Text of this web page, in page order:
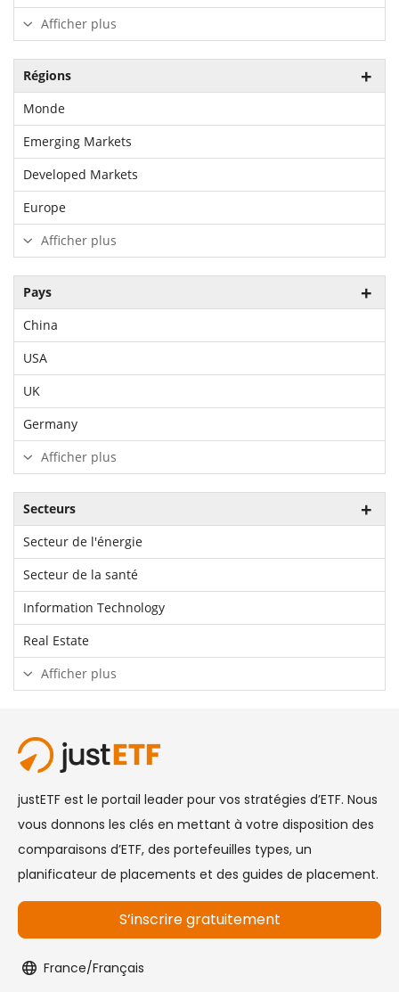
Afficher plus
Régions
Monde
Emerging Markets
Developed Markets
Europe
Afficher plus
Pays
China
USA
UK
Germany
Afficher plus
Secteurs
Secteur de l'énergie
Secteur de la santé
Information Technology
Real Estate
Afficher plus